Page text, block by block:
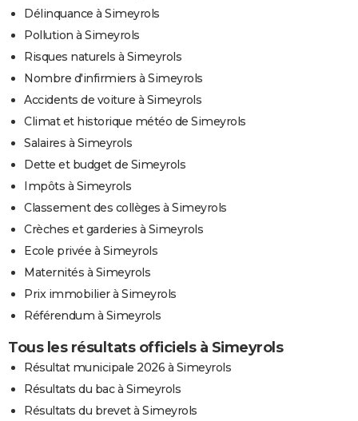
Délinquance à Simeyrols
Pollution à Simeyrols
Risques naturels à Simeyrols
Nombre d'infirmiers à Simeyrols
Accidents de voiture à Simeyrols
Climat et historique météo de Simeyrols
Salaires à Simeyrols
Dette et budget de Simeyrols
Impôts à Simeyrols
Classement des collèges à Simeyrols
Crèches et garderies à Simeyrols
Ecole privée à Simeyrols
Maternités à Simeyrols
Prix immobilier à Simeyrols
Référendum à Simeyrols
Tous les résultats officiels à Simeyrols
Résultat municipale 2026 à Simeyrols
Résultats du bac à Simeyrols
Résultats du brevet à Simeyrols